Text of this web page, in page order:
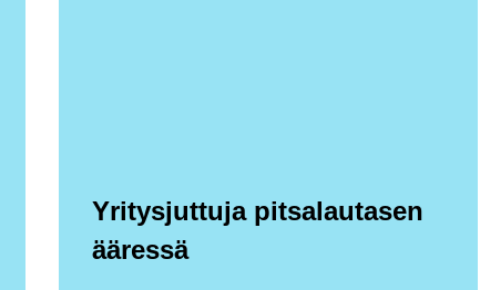
Yritysjuttuja pitsalautasen
ääressä